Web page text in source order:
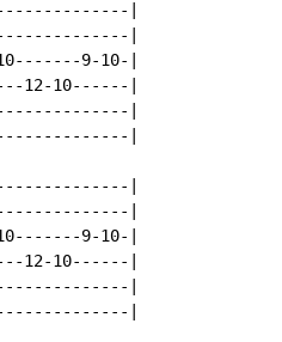
|
|
9-10-|
12-10------|
|
|
|
|
9-10-|
12-10------|
|
|